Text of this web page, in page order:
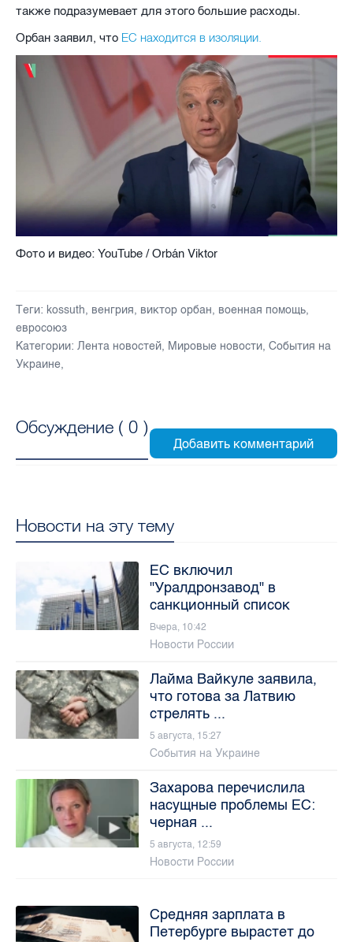
также подразумевает для этого большие расходы.
Орбан заявил, что ЕС находится в изоляции.
Фото и видео: YouTube / Orbán Viktor
Теги: kossuth, венгрия, виктор орбан, военная помощь,
евросоюз
Категории: Лента новостей, Мировые новости, События на
Украине,
Обсуждение ( 0 )
Новости на эту тему
ЕС включил
"Уралдронзавод" в
санкционный список
Вчера, 10:42
Новости России
Лайма Вайкуле заявила,
что готова за Латвию
стрелять ...
5 августа, 15:27
События на Украине
Захарова перечислила
насущные проблемы ЕС:
черная ...
5 августа, 12:59
Новости России
Средняя зарплата в
Петербурге вырастет до